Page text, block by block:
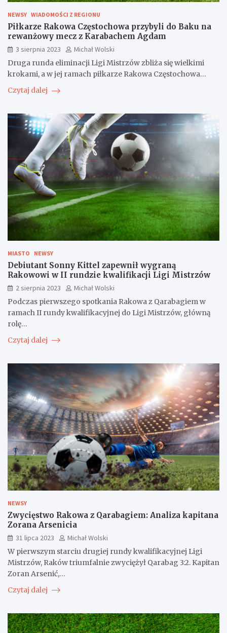
NEWSY WIADOMOŚCI Z REGIONU
Piłkarze Rakowa Częstochowa przybyli do Baku na
rewanżowy mecz z Karabachem Agdam
3 sierpnia 2023
Michał Wolski
Druga runda eliminacji Ligi Mistrzów zbliża się wielkimi
krokami, a w jej ramach piłkarze Rakowa Częstochowa…
Czytaj dalej
MIASTO NEWSY
Debiutant Sonny Kittel zapewnił wygraną
Rakowowi w II rundzie kwalifikacji Ligi Mistrzów
2 sierpnia 2023
Michał Wolski
Podczas pierwszego spotkania Rakowa z Qarabagiem w
ramach II rundy kwalifikacyjnej do Ligi Mistrzów, główną
rolę…
Czytaj dalej
NEWSY
Zwycięstwo Rakowa z Qarabagiem: Analiza kapitana
Zorana Arsenicia
31 lipca 2023
Michał Wolski
W pierwszym starciu drugiej rundy kwalifikacyjnej Ligi
Mistrzów, Raków triumfalnie zwyciężył Qarabag 3:2. Kapitan
Zoran Arsenić,…
Czytaj dalej